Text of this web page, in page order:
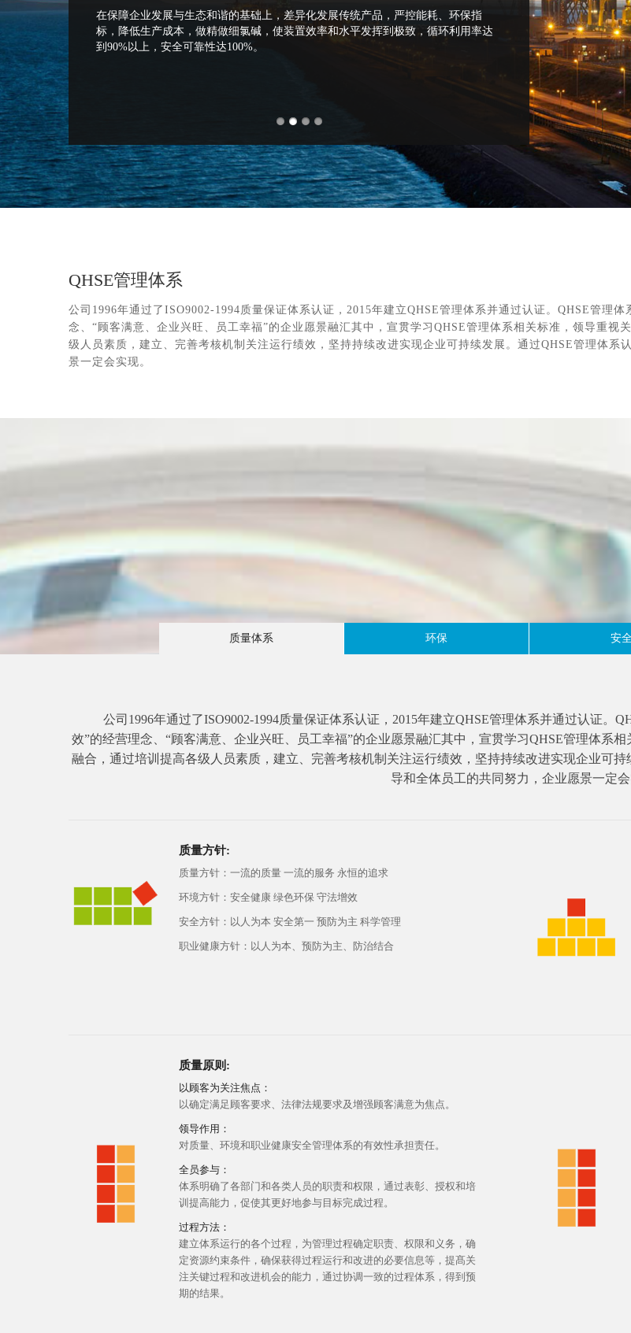
能耗、高附加
在保障企业发展与生态和谐的基础上，差异化发展传统产品，严控能耗、环保指
标，降低生产成本，做精做细氯碱，使装置效率和水平发挥到极致，循环利用率达
到90%以上，安全可靠性达100%。
做精做细化工产品与做
对化工产品的需求，推
用技术、危化品运输许
为起点，完善服务平台
盈利的增长点。
QHSE管理体系
公司1996年通过了ISO9002-1994质量保证体系认证，2015年建立QHSE管理体系并通过认证。QHSE管理
念、“顾客满意、企业兴旺、员工幸福”的企业愿景融汇其中，宣贯学习QHSE管理体系相关标准，领导重视
级人员素质，建立、完善考核机制关注运行绩效，坚持持续改进实现企业可持续发展。通过QHSE管理体系
景一定会实现。
质量体系 环保 安
公司1996年通过了ISO9002-1994质量保证体系认证，2015年建立QHSE管理体系并通过认证。
效”的经营理念、“顾客满意、企业兴旺、员工幸福”的企业愿景融汇其中，宣贯学习QHSE管理体系
融合，通过培训提高各级人员素质，建立、完善考核机制关注运行绩效，坚持持续改进实现企业可
导和全体员工的共同努力，企业愿景一定会
质量方针:
质量方针：一流的质量 一流的服务 永恒的追求
环境方针：安全健康 绿色环保 守法增效
安全方针：以人为本 安全第一 预防为主 科学管理
职业健康方针：以人为本、预防为主、防治结合
质量原则:
以顾客为关注焦点：
以确定满足顾客要求、法律法规要求及增强顾客满意为焦点。
领导作用：
对质量、环境和职业健康安全管理体系的有效性承担责任。
全员参与：
体系明确了各部门和各类人员的职责和权限，通过表彰、授权和培
训提高能力，促使其更好地参与目标完成过程。
过程方法：
建立体系运行的各个过程，为管理过程确定职责、权限和义务，确
定资源约束条件，确保获得过程运行和改进的必要信息等，提髙关
注关键过程和改进机会的能力，通过协调一致的过程体系，得到预
期的结果。